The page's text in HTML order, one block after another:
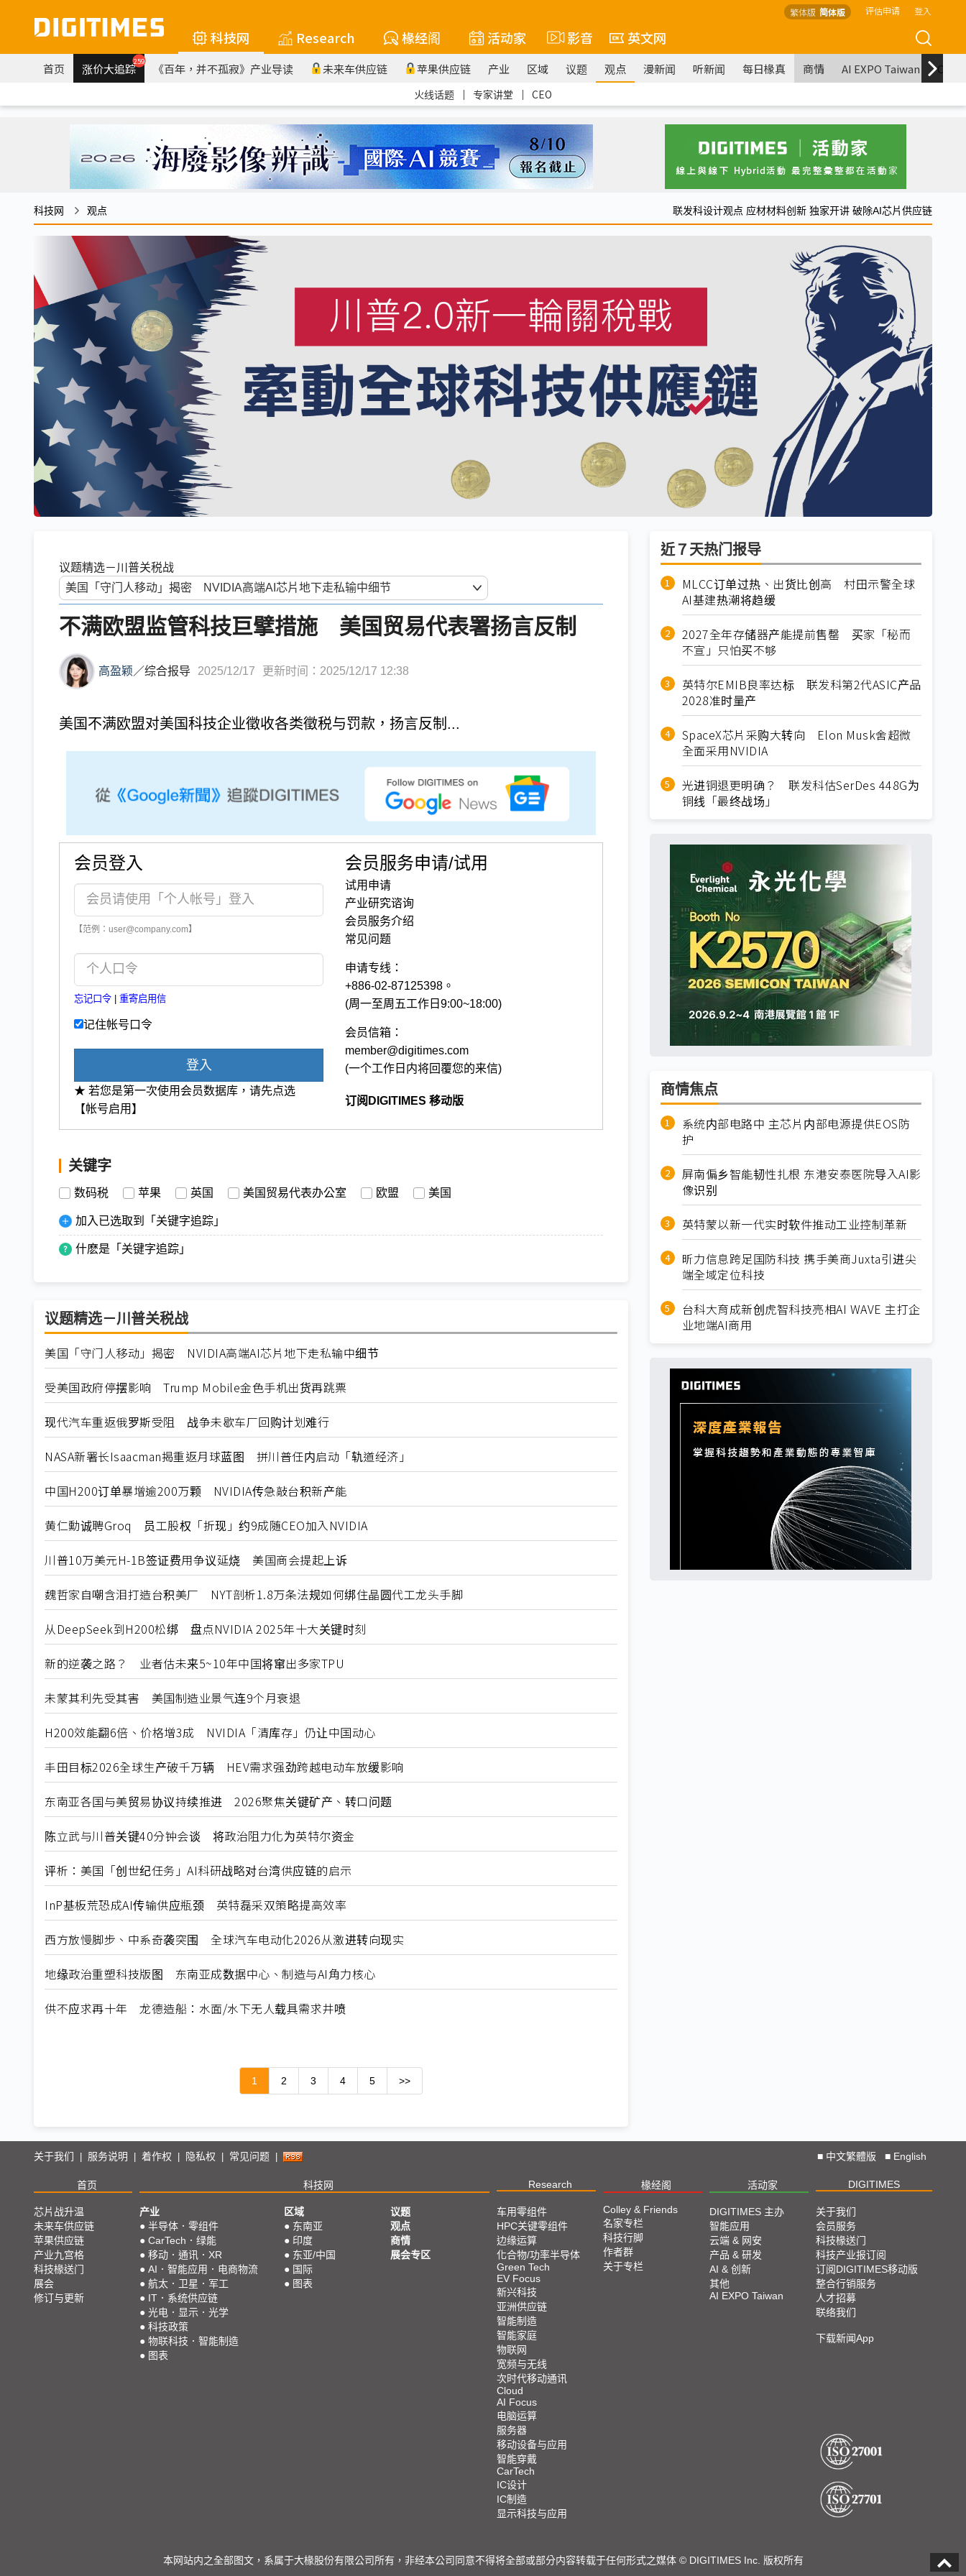
繁体版 简体版 评估申请 登入
科技网 Research 椽经阁 活动家 影音 英文网
首页 涨价大追踪259 《百年，并不孤寂》产业导读 未来车供应链 苹果供应链 产业 区域 议题 观点 漫新闻 听新闻 每日椽真 商情 AI EXPO Taiwan
火线话题 ｜ 专家讲堂 ｜ CEO
科技网 观点 联发科设计观点 应材材料创新 独家开讲 破除AI芯片供应链
议题精选－川普关税战
不满欧盟监管科技巨擘措施 美国贸易代表署扬言反制
高盈颖 ／综合报导 2025/12/17 更新时间：2025/12/17 12:38
美国不满欧盟对美国科技企业徵收各类徵税与罚款，扬言反制...
会员登入
【范例：user@company.com】
忘记口令 | 重寄启用信
记住帐号口令
登入
★ 若您是第一次使用会员数据库，请先点选
【帐号启用】
会员服务申请/试用
试用申请
产业研究谘询
会员服务介绍
常见问题
申请专线：
+886-02-87125398。
(周一至周五工作日9:00~18:00)
会员信箱：
member@digitimes.com
(一个工作日内将回覆您的来信)
订阅DIGITIMES 移动版
关键字
数码税 苹果 英国 美国贸易代表办公室 欧盟 美国
加入已选取到「关键字追踪」
什麽是「关键字追踪」
议题精选－川普关税战
美国「守门人移动」揭密 NVIDIA高端AI芯片地下走私输中细节
受美国政府停摆影响 Trump Mobile金色手机出货再跳票
现代汽车重返俄罗斯受阻 战争未歇车厂回购计划难行
NASA新署长Isaacman揭重返月球蓝图 拼川普任内启动「轨道经济」
中国H200订单暴增逾200万颗 NVIDIA传急敲台积新产能
黄仁勳诚聘Groq 员工股权「折现」约9成随CEO加入NVIDIA
川普10万美元H-1B签证费用争议延烧 美国商会提起上诉
魏哲家自嘲含泪打造台积美厂 NYT剖析1.8万条法规如何绑住晶圆代工龙头手脚
从DeepSeek到H200松绑 盘点NVIDIA 2025年十大关键时刻
新的逆袭之路？ 业者估未来5~10年中国将窜出多家TPU
未蒙其利先受其害 美国制造业景气连9个月衰退
H200效能翻6倍、价格增3成 NVIDIA「清库存」仍让中国动心
丰田目标2026全球生产破千万辆 HEV需求强劲跨越电动车放缓影响
东南亚各国与美贸易协议持续推进 2026聚焦关键矿产、转口问题
陈立武与川普关键40分钟会谈 将政治阻力化为英特尔资金
评析：美国「创世纪任务」AI科研战略对台湾供应链的启示
InP基板荒恐成AI传输供应瓶颈 英特磊采双策略提高效率
西方放慢脚步、中系奇袭突围 全球汽车电动化2026从激进转向现实
地缘政治重塑科技版图 东南亚成数据中心、制造与AI角力核心
供不应求再十年 龙德造船：水面/水下无人载具需求井喷
1 2 3 4 5 >>
近７天热门报导
MLCC订单过热、出货比创高 村田示警全球
AI基建热潮将趋缓
2027全年存储器产能提前售罄 买家「秘而
不宣」只怕买不够
英特尔EMIB良率达标 联发科第2代ASIC产品
2028准时量产
SpaceX芯片采购大转向 Elon Musk舍超微
全面采用NVIDIA
光进铜退更明确？ 联发科估SerDes 448G为
铜线「最终战场」
商情焦点
系统内部电路中 主芯片内部电源提供EOS防
护
屏南偏乡智能韧性扎根 东港安泰医院导入AI影
像识别
英特蒙以新一代实时软件推动工业控制革新
昕力信息跨足国防科技 携手美商Juxta引进尖
端全域定位科技
台科大育成新创虎智科技亮相AI WAVE 主打企
业地端AI商用
关于我们 | 服务说明 | 着作权 | 隐私权 | 常见问题 | ■ 中文繁體版 ■ English
首页 科技网 Research 椽经阁 活动家 DIGITIMES
芯片战升温
未来车供应链
苹果供应链
产业九宫格
科技椽送门
展会
修订与更新
产业
● 半导体．零组件
● CarTech．绿能
● 移动．通讯．XR
● AI．智能应用．电商物流
● 航太．卫星．军工
● IT．系统供应链
● 光电．显示．光学
● 科技政策
● 物联科技．智能制造
● 图表
区域
● 东南亚
● 印度
● 东亚/中国
● 国际
● 图表
议题
观点
商情
展会专区
车用零组件
HPC关键零组件
边缘运算
化合物/功率半导体
Green Tech
EV Focus
新兴科技
亚洲供应链
智能制造
智能家庭
物联网
宽频与无线
次时代移动通讯
Cloud
AI Focus
电脑运算
服务器
移动设备与应用
智能穿戴
CarTech
IC设计
IC制造
显示科技与应用
Colley & Friends
名家专栏
科技行脚
作者群
关于专栏
DIGITIMES 主办
智能应用
云端 & 网安
产品 & 研发
AI & 创新
其他
AI EXPO Taiwan
关于我们
会员服务
科技椽送门
科技产业报订阅
订阅DIGITIMES移动版
整合行销服务
人才招募
联络我们
下载新闻App
本网站内之全部图文，系属于大椽股份有限公司所有，非经本公司同意不得将全部或部分内容转载于任何形式之媒体 © DIGITIMES Inc. 版权所有